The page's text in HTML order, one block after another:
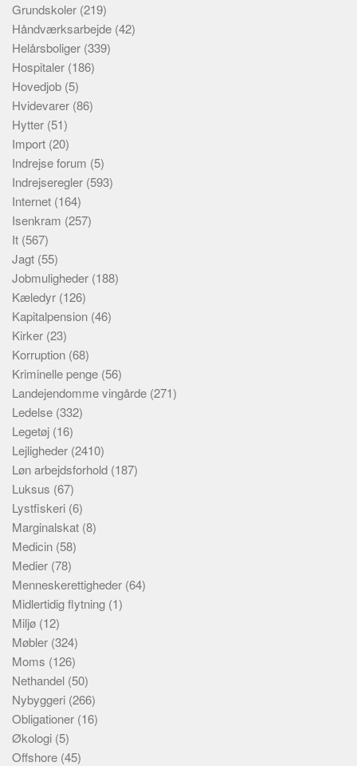
Grundskoler (219)
Håndværksarbejde (42)
Helårsboliger (339)
Hospitaler (186)
Hovedjob (5)
Hvidevarer (86)
Hytter (51)
Import (20)
Indrejse forum (5)
Indrejseregler (593)
Internet (164)
Isenkram (257)
It (567)
Jagt (55)
Jobmuligheder (188)
Kæledyr (126)
Kapitalpension (46)
Kirker (23)
Korruption (68)
Kriminelle penge (56)
Landejendomme vingårde (271)
Ledelse (332)
Legetøj (16)
Lejligheder (2410)
Løn arbejdsforhold (187)
Luksus (67)
Lystfiskeri (6)
Marginalskat (8)
Medicin (58)
Medier (78)
Menneskerettigheder (64)
Midlertidig flytning (1)
Miljø (12)
Møbler (324)
Moms (126)
Nethandel (50)
Nybyggeri (266)
Obligationer (16)
Økologi (5)
Offshore (45)